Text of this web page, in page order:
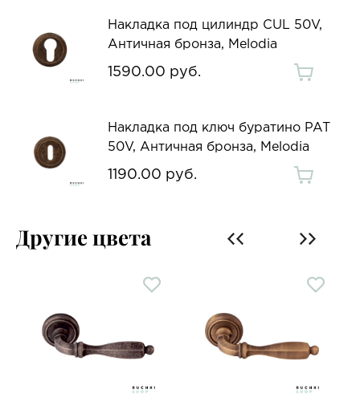
Накладка под цилиндр CUL 50V,
Античная бронза, Melodia
1590.00 руб.
Накладка под ключ буратино PAT
50V, Античная бронза, Melodia
1190.00 руб.
Другие цвета